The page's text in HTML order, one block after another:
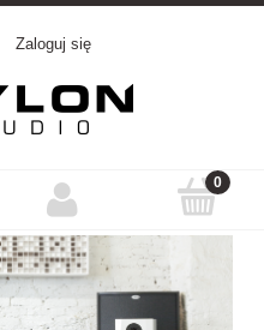
Zaloguj się